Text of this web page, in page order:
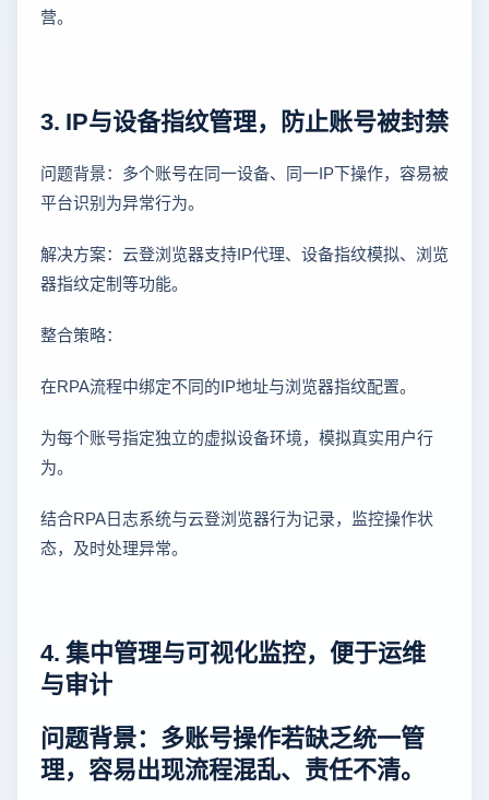
营。
3. IP与设备指纹管理，防止账号被封禁
问题背景：多个账号在同一设备、同一IP下操作，容易被
平台识别为异常行为。
解决方案：云登浏览器支持IP代理、设备指纹模拟、浏览
器指纹定制等功能。
整合策略：
在RPA流程中绑定不同的IP地址与浏览器指纹配置。
为每个账号指定独立的虚拟设备环境，模拟真实用户行
为。
结合RPA日志系统与云登浏览器行为记录，监控操作状
态，及时处理异常。
4. 集中管理与可视化监控，便于运维
与审计
问题背景：多账号操作若缺乏统一管
理，容易出现流程混乱、责任不清。